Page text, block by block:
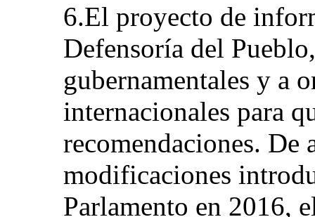
6.El proyecto de
Defensoría del
gubernamentales y a
internacionales para
recomendaciones. De
modificaciones
Parlamento en 2016,